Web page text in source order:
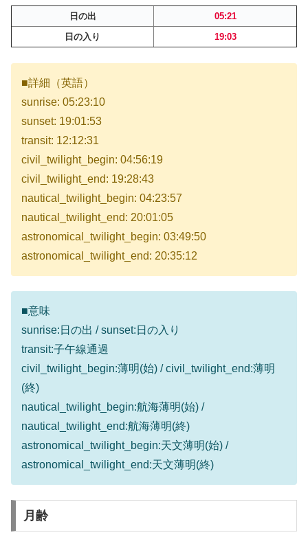
日の出
05:21
日の入り
19:03
■詳細（英語）
sunrise: 05:23:10
sunset: 19:01:53
transit: 12:12:31
civil_twilight_begin: 04:56:19
civil_twilight_end: 19:28:43
nautical_twilight_begin: 04:23:57
nautical_twilight_end: 20:01:05
astronomical_twilight_begin: 03:49:50
astronomical_twilight_end: 20:35:12
■意味
sunrise:日の出 / sunset:日の入り
transit:子午線通過
civil_twilight_begin:薄明(始) / civil_twilight_end:薄明
(終)
nautical_twilight_begin:航海薄明(始) /
nautical_twilight_end:航海薄明(終)
astronomical_twilight_begin:天文薄明(始) /
astronomical_twilight_end:天文薄明(終)
月齢